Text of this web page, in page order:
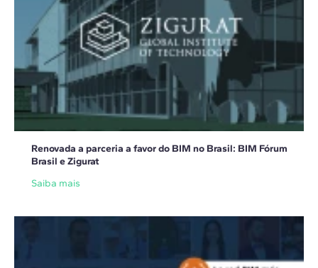
Renovada a parceria a favor do BIM no Brasil: BIM Fórum
Brasil e Zigurat
Saiba mais